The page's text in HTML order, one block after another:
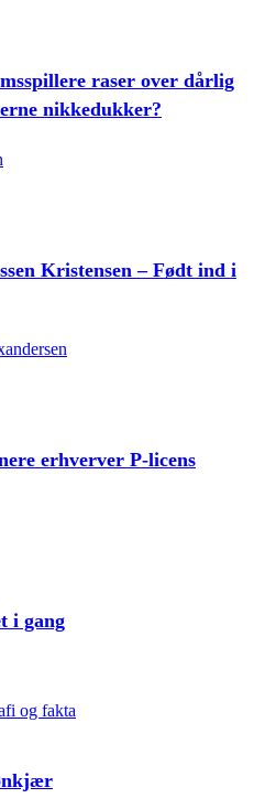
raser over dårlig
nikkedukker?
Kristensen – Født ind i
erhverver P-licens
i gang